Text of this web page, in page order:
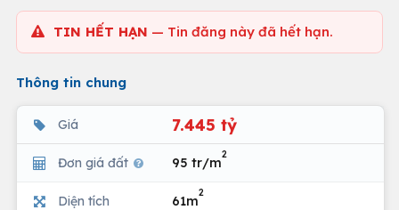
TIN HẾT HẠN — Tin đăng này đã hết hạn.
Thông tin chung
Giá 7.445 tỷ
Đơn giá đất 95 tr/m
2
Diện tích 61m
2